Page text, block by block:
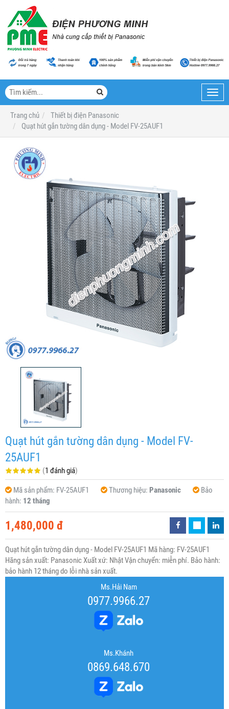
Trang chủ
Thiết bị điện Panasonic
Quạt hút gắn tường dân dụng - Model FV-25AUF1
Quạt hút gắn tường dân dụng - Model FV-
25AUF1
(1 đánh giá)
Mã sản phẩm: FV-25AUF1 Thương hiệu: Panasonic
Bảo
hành: 12 tháng
1,480,000 đ
Quạt hút gắn tường dân dụng - Model FV-25AUF1 Mã hàng: FV-25AUF1
Hãng sản xuất: Panasonic Xuất xứ: Nhật Vận chuyển: miễn phí. Bảo hành:
bảo hành 12 tháng do lỗi nhà sản xuất.
Ms.Hải Nam
0977.9966.27
Ms.Khánh
0869.648.670